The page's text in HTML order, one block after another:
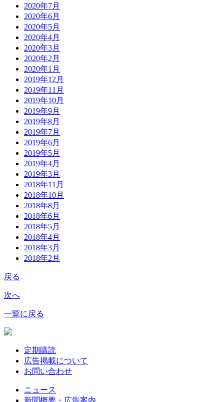
2020年7月
2020年6月
2020年5月
2020年4月
2020年3月
2020年2月
2020年1月
2019年12月
2019年11月
2019年10月
2019年9月
2019年8月
2019年7月
2019年6月
2019年5月
2019年4月
2019年3月
2018年11月
2018年10月
2018年8月
2018年6月
2018年5月
2018年4月
2018年3月
2018年2月
戻る
次へ
一覧に戻る
定期購読
広告掲載について
お問い合わせ
ニュース
新聞概要・広告案内